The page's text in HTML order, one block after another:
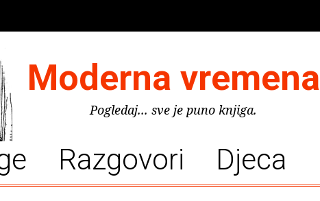
Moderna vremena
Pogledaj... sve je puno knjiga.
Razgovori Djeca